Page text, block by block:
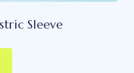
Sleeve